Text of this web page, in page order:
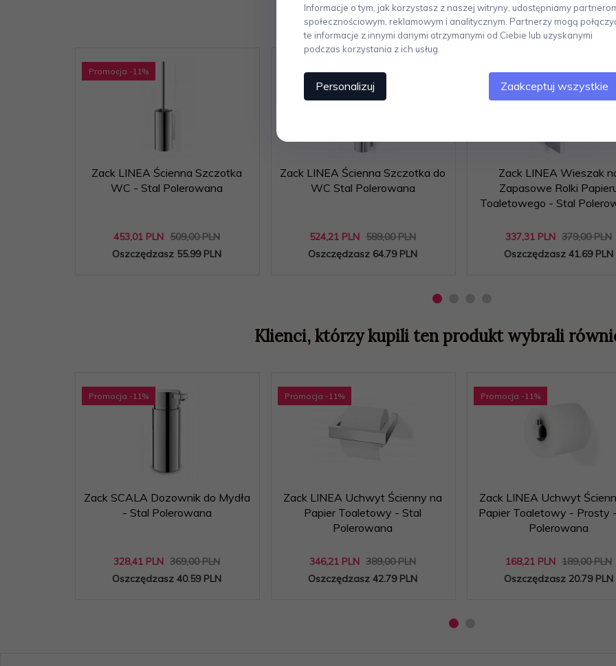
Polecamy
Promocja -11%
Zack LINEA Ścienna Szczotka
WC - Stal Polerowana
453,01 PLN 509,00 PLN
Oszczędzasz 55.99 PLN
Promocja-11%
Zack LINEA Ścienna Szczotka do
WC Stal Polerowana
524,21 PLN 589,00 PLN
Oszczędzasz 64.79 PLN
Promocja-11%
Zack LINEA Wieszak
Zapasowe Rolki
Toaletowego - Stal
337,31 PLN 379,00 PLN
Oszczędzasz 41.69 PLN
Klienci, którzy kupili ten produkt wybrali
Promocja -11%
Zack SCALA Dozownik do Mydła
- Stal Polerowana
328,41 PLN 369,00 PLN
Oszczędzasz 40.59 PLN
Promocja -11%
Zack LINEA Uchwyt Ścienny na
Papier Toaletowy - Stal
Polerowana
346,21 PLN 389,00 PLN
Oszczędzasz 42.79 PLN
Promocja -11%
Zack LINEA Uchwyt
Papier Toaletowy - Prosty
Polerowana
168,21 PLN 189,00 PLN
Oszczędzasz 20.79 PLN
Informacje o tym, jak korzystasz z naszej witryny, udostępniamy
społecznościowym, reklamowym i analitycznym. Partnerzy mogą
te informacje z innymi danymi otrzymanymi od Ciebie lub uzyskanymi
podczas korzystania z ich usług.
Personalizuj Zaakceptuj wszystkie